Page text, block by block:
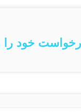
خود را